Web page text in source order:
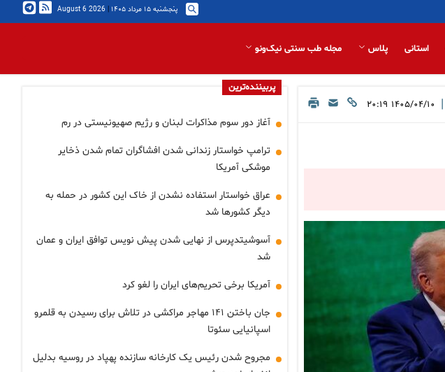
پنجشنبه ۱۵ مرداد ۱۴۰۵ |
2026 August 6
استانی پلاس مجله طب سنتی نیک‌ونو
| ۱۴۰۵/۰۴/۱۰ ۲۰:۱۹
پربیننده‌ترین
آغاز دور سوم مذاکرات لبنان و رژیم صهیونیستی در رم
ترامپ خواستار زندانی شدن افشاگران تمام شدن ذخایر
موشکی آمریکا
عراق خواستار استفاده نشدن از خاک این کشور در حمله به
دیگر کشورها شد
آسوشیتدپرس از نهایی شدن پیش نویس توافق ایران و عمان
شد
آمریکا برخی تحریم‌های ایران را لغو کرد
جان باختن ۱۴۱ مهاجر مراکشی در تلاش برای رسیدن به قلمرو
اسپانیایی سئوتا
مجروح شدن رئیس یک کارخانه سازنده پهپاد در روسیه بدلیل